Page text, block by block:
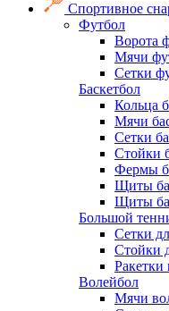
Спортивное
Футбол
Ворота
Мячи
Сетки
Баскетбол
Кольца
Мячи
Сетки
Стойки
Фермы
Щиты
Щиты
Большой
Сетки
Стойки
Ракетки
Волейбол
Мячи